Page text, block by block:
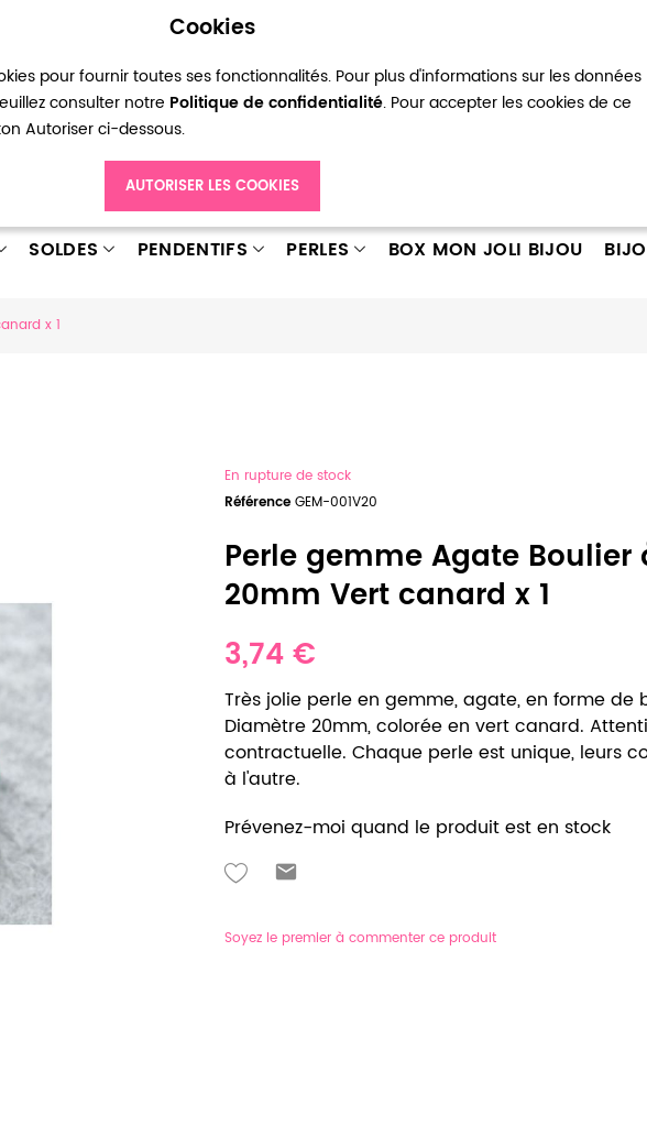
Cookies
pour fournir toutes ses fonctionnalités. Pour plus d'informations sur les données
consulter notre Politique de confidentialité. Pour accepter les cookies de ce
Autoriser ci-dessous.
AUTORISER LES COOKIES
Ma liste d’envies Connexion Créer un compte
SOLDES PENDENTIFS PERLES BOX MON JOLI BIJOU
x 1
En rupture de stock
Référence GEM-001V20
Perle gemme Agate Boulier
20mm Vert canard x 1
3,74 €
Très jolie perle en gemme, agate, en forme de
Diamètre 20mm, colorée en vert canard.
contractuelle. Chaque perle est unique, leurs
à l'autre.
Prévenez-moi quand le produit est en stock
Soyez le premier à commenter ce produit